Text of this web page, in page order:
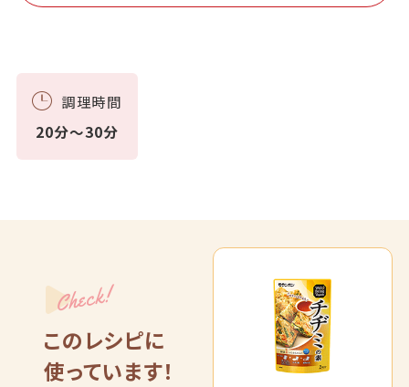
調理時間
20分～30分
Check!
このレシピに
使っています！